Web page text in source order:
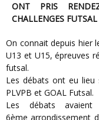
ONT PRIS
CHALLENGES
On connait depuis hier le casting des finales des challenges futsal
U13 et U15, épreuves
futsal.
Les débats ont eu lieu
PLVPB et GOAL Futsal.
Les débats
6ème arrondissement